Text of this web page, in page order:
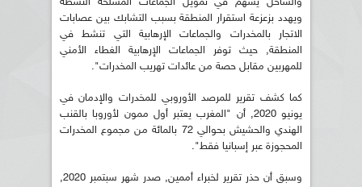
ويهدد بزعزعة استقرار المنطقة بسبب التشابك بين عصابات
الاتجار بالمخدرات والجماعات الإرهابية التي تنشط في
المنطقة, حيث توفر الجماعات الإرهابية الغطاء الأمني
للمهربين مقابل حصة من عائدات تهريب المخدرات".
كما كشف تقرير للمرصد الأوروبي للمخدرات والإدمان في
يونيو 2020, أن "المغرب يعتبر أول ممون لأوروبا بالقنب
الهندي والحشيش بحوالي 72 بالمائة من مجموع المخدرات
المحجوزة عبر إسبانيا فقط".
وسبق أن حذر تقرير لخبراء أممين, صدر شهر سبتمبر 2020,